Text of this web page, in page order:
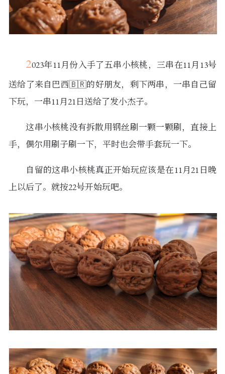
2023年11月份入手了五串小核桃，三串在11月13号
送给了来自巴西🇧🇷的好朋友，剩下两串，一串自己留
下玩，一串11月21日送给了发小杰子。
这串小核桃没有拆散用钢丝刷一颗一颗刷，直接上
手，偶尔用刷子刷一下，平时也会带手套玩一下。
自留的这串小核桃真正开始玩应该是在11月21日晚
上以后了。就按22号开始玩吧。